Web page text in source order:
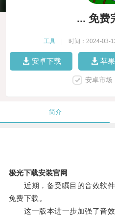
... 免费
工具 时间：2024-03-
安卓下载 苹
安卓市场
简介
极光下载安装官网
近期，备受瞩目的音效软件
免费下载。
这一版本进一步加强了音效